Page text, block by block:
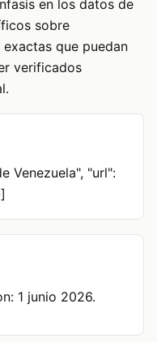
en los datos de
sobre
que puedan
verificados
Venezuela", "url":
1 junio 2026.